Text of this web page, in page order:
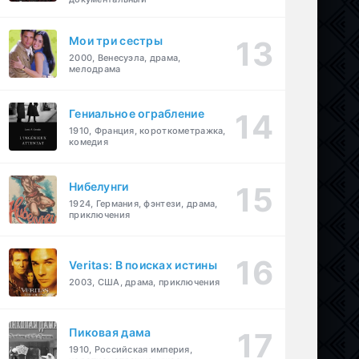
Мои три сестры
2000, Венесуэла, драма,
мелодрама
Гениальное ограбление
1910, Франция, короткометражка,
комедия
Нибелунги
1924, Германия, фэнтези, драма,
приключения
Veritas: В поисках истины
2003, США, драма, приключения
Пиковая дама
1910, Российская империя,